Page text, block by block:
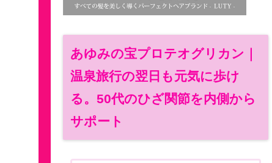
あゆみの宝プロテオグリカン｜
温泉旅行の翌日も元気に歩け
る。50代のひざ関節を内側から
サポート